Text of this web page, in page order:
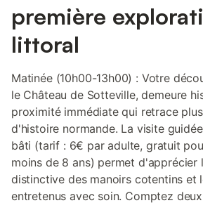
première
littoral
Matinée (10h00-13h00) : Votre
le Château de Sotteville, demeure
proximité immédiate qui retrace
d'histoire normande. La visite
bâti (tarif : 6€ par adulte, gratuit
moins de 8 ans) permet d'apprécier
distinctive des manoirs cotentins et
entretenus avec soin. Comptez